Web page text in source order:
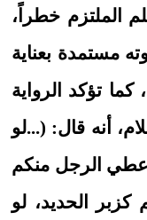
الملتزم خطراً،
مستمدة بعناية
كما تؤكد الرواية
أنه قال: (...لو
الرجل منكم
الحديد، لو